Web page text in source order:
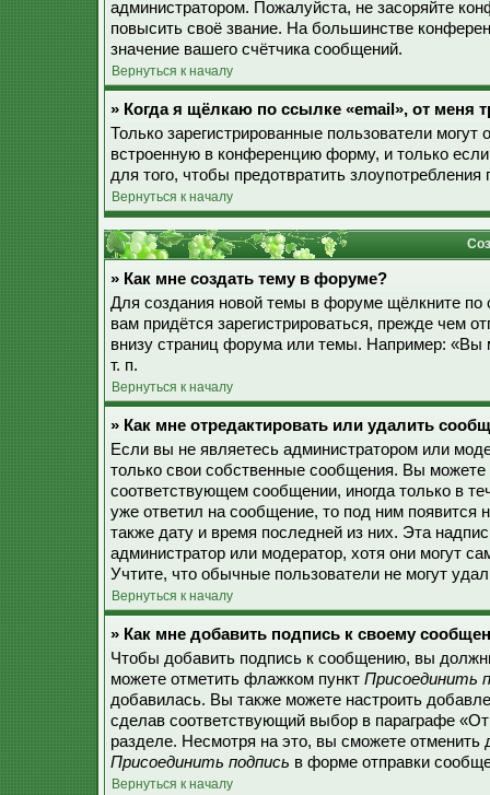
администратором. Пожалуйста, не засоряйте
повысить своё звание. На большинстве
значение вашего счётчика сообщений.
Вернуться к началу
» Когда я щёлкаю по ссылке «email», от меня
Только зарегистрированные пользователи
встроенную в конференцию форму, и только
для того, чтобы предотвратить
Вернуться к началу
» Как мне создать тему в форуме?
Для создания новой темы в форуме щёлкните
вам придётся зарегистрироваться, прежде чем
внизу страниц форума или темы. Например: «Вы
т. п.
Вернуться к началу
» Как мне отредактировать или удалить
Если вы не являетесь администратором или
только свои собственные сообщения. Вы
соответствующем сообщении, иногда только в
уже ответил на сообщение, то под ним появится
также дату и время последней из них. Эта
администратор или модератор, хотя они могут
Учтите, что обычные пользователи не могут
Вернуться к началу
» Как мне добавить подпись к своему
Чтобы добавить подпись к сообщению, вы
можете отметить флажком пункт Присоединить
добавилась. Вы также можете настроить
сделав соответствующий выбор в параграфе
разделе. Несмотря на это, вы сможете
Присоединить подпись в форме отправки
Вернуться к началу